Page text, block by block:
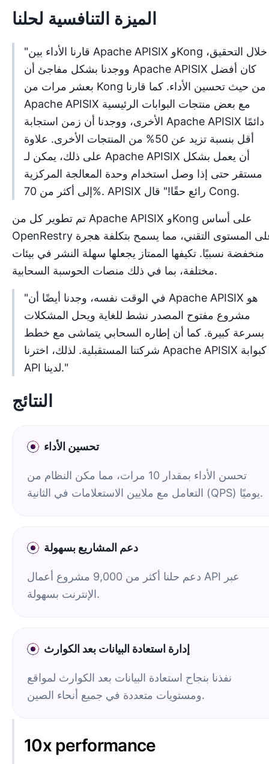
10x performance
الميزة التنافسية لحلنا
"قارنا الأداء بين Apache APISIX وKong خلال التحقيق،
ووجدنا بشكل مفاجئ أن Apache APISIX كان أفضل
بعشر مرات من Kong من حيث تحسين الأداء. كما قارنا
Apache APISIX مع بعض منتجات البوابات الرئيسية
الأخرى، ووجدنا أن زمن استجابة Apache APISIX دائمًا
أقل بنسبة تزيد عن 50% من المنتجات الأخرى. علاوة
على ذلك، يمكن لـ Apache APISIX أن يعمل بشكل
مستقر حتى إذا وصل استخدام وحدة المعالجة المركزية
إلى أكثر من 70%. APISIX رائع حقًا!" قال Cong.
تم تطوير كل من Apache APISIX وKong على أساس
OpenRestry على المستوى التقني، مما يسمح بتكلفة هجرة
منخفضة نسبيًا. تكيفها الممتاز يجعلها سهلة النشر في بيئات
مختلفة، بما في ذلك منصات الحوسبة السحابية.
"في الوقت نفسه، وجدنا أيضًا أن Apache APISIX هو
مشروع مفتوح المصدر نشط للغاية ويحل المشكلات
بسرعة كبيرة. كما أن إطاره السحابي يتماشى مع خطط
شركتنا المستقبلية. لذلك، اخترنا Apache APISIX كبوابة
API لدينا."
النتائج
تحسين الأداء
تحسن الأداء بمقدار 10 مرات، مما مكن النظام من
التعامل مع ملايين الاستعلامات في الثانية (QPS) يوميًا.
دعم المشاريع بسهولة
دعم حلنا أكثر من 9,000 مشروع أعمال API عبر
الإنترنت بسهولة.
إدارة استعادة البيانات بعد الكوارث
نفذنا بنجاح استعادة البيانات بعد الكوارث لمواقع
ومستويات متعددة في جميع أنحاء الصين.